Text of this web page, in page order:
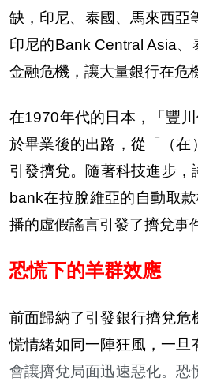
缺，印尼、泰國、馬來西亞
印尼的Bank Central Asia
金融危機，讓大量銀行在危
在1970年代的日本，「豐
於畢業後的出路，從「（
引發擠兌。隨著科技進步
bank在拉脫維亞的自動取
播的虛假謠言引發了擠兌事
恐慌下的羊群效應
前面歸納了引發銀行擠兌
慌情緒如同一陣狂風，一旦
會讓擠兌局面迅速惡化。